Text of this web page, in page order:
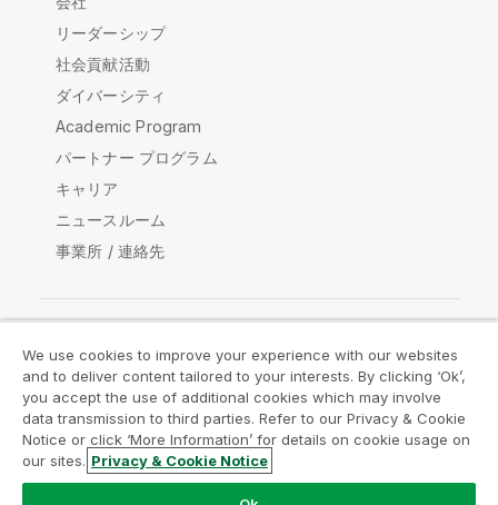
リーダーシップ
社会貢献活動
ダイバーシティ
Academic Program
パートナー プログラム
キャリア
ニュースルーム
事業所 / 連絡先
Qlik コミュニティ
法的契約 製品規約
Legal Policies
リーガルポリシー
利用規約
Do Not Share My Info
We use cookies to improve your experience with our websites
and to deliver content tailored to your interests. By clicking ‘Ok’,
you accept the use of additional cookies which may involve
data transmission to third parties. Refer to our Privacy & Cookie
Notice or click ‘More Information’ for details on cookie usage on
our sites. Privacy & Cookie Notice